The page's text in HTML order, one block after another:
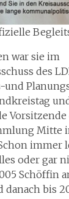
war sie im
des
Vorsitzende
Mitte
immer
oder gar
Schöffin
bis